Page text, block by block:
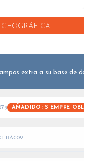
extra a su base de datos.
AÑADIDO: SIEMPRE